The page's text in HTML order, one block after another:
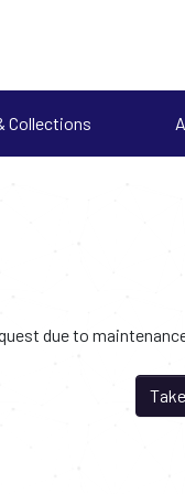
Collections
due to